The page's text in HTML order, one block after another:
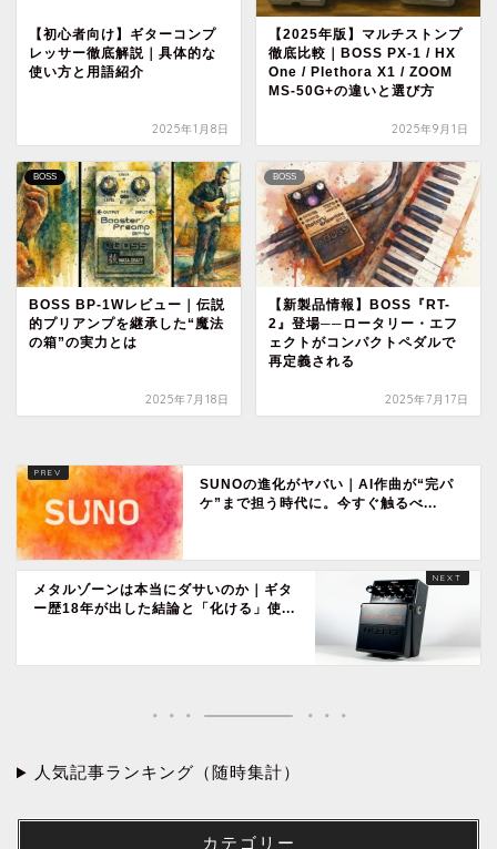
【初心者向け】ギターコンプ
レッサー徹底解説｜具体的な
使い方と用語紹介
2025年1月8日
【2025年版】マルチストンプ
徹底比較｜BOSS PX-1 / HX
One / Plethora X1 / ZOOM
MS-50G+の違いと選び方
2025年9月1日
BOSS
BOSS BP-1Wレビュー｜伝説
的プリアンプを継承した“魔法
の箱”の実力とは
2025年7月18日
BOSS
【新製品情報】BOSS『RT-
2』登場──ロータリー・エフ
ェクトがコンパクトペダルで
再定義される
2025年7月17日
SUNOの進化がヤバい｜AI作曲が“完パ
ケ”まで担う時代に。今すぐ触るべ...
メタルゾーンは本当にダサいのか｜ギタ
ー歴18年が出した結論と「化ける」使...
人気記事ランキング（随時集計）
カテゴリー